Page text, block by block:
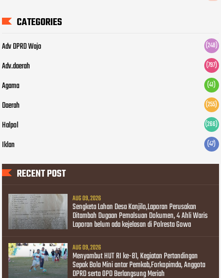
CATEGORIES
Adv DPRD Wajo (248)
Adv.daerah (797)
Agama (41)
Daerah (255)
Halpol (266)
Iklan (47)
RECENT POST
AUG 09, 2026
Sengketa Lahan Desa Kanjilo,Laporan Perusakan
Ditambah Dugaan Pemalsuan Dokumen, 4 Ahli Waris
Laporan belum ada kejelasan di Polresta Gowa
AUG 09, 2026
Menyambut HUT RI ke-81, Kegiatan Pertandingan
Sepak Bola Mini antar Pemkab,Forkopimda, Anggota
DPRD serta OPD Berlangsung Meriah